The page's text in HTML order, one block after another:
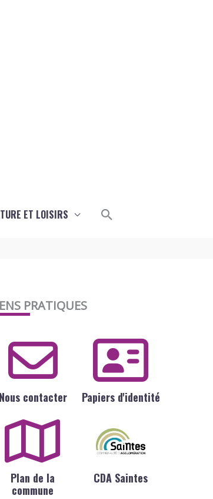
ET LOISIRS Rechercher
PRATIQUES
Nous contacter Papiers d'identité
Plan de la
commune
CDA Saintes